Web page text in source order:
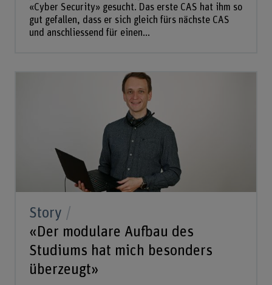
«Cyber Security» gesucht. Das erste CAS hat ihm so
gut gefallen, dass er sich gleich fürs nächste CAS
und anschliessend für einen...
Story
«Der modulare Aufbau des
Studiums hat mich besonders
überzeugt»